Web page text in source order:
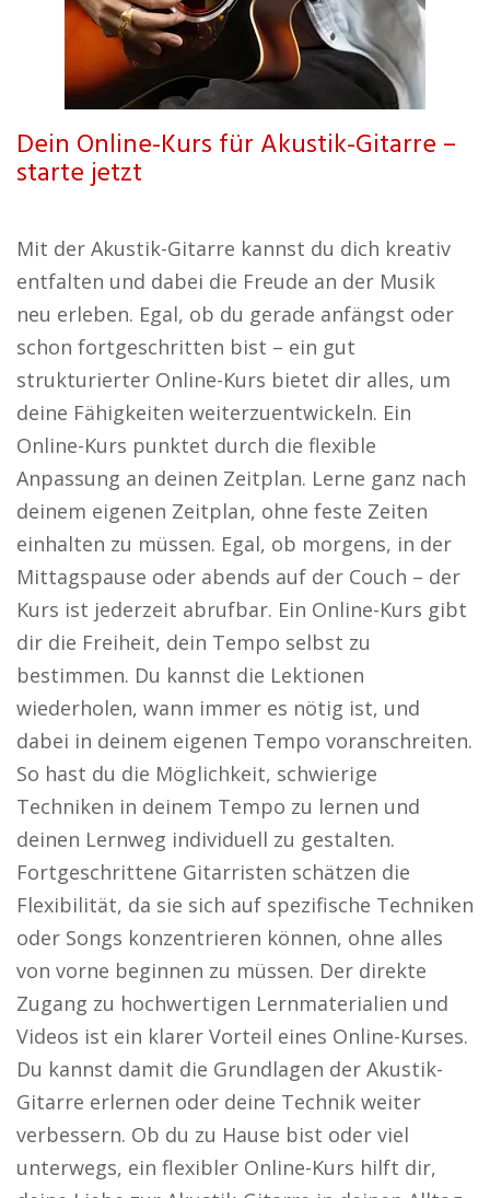
Dein Online-Kurs für Akustik-Gitarre –
starte jetzt
Mit der Akustik-Gitarre kannst du dich kreativ
entfalten und dabei die Freude an der Musik
neu erleben. Egal, ob du gerade anfängst oder
schon fortgeschritten bist – ein gut
strukturierter Online-Kurs bietet dir alles, um
deine Fähigkeiten weiterzuentwickeln. Ein
Online-Kurs punktet durch die flexible
Anpassung an deinen Zeitplan. Lerne ganz nach
deinem eigenen Zeitplan, ohne feste Zeiten
einhalten zu müssen. Egal, ob morgens, in der
Mittagspause oder abends auf der Couch – der
Kurs ist jederzeit abrufbar. Ein Online-Kurs gibt
dir die Freiheit, dein Tempo selbst zu
bestimmen. Du kannst die Lektionen
wiederholen, wann immer es nötig ist, und
dabei in deinem eigenen Tempo voranschreiten.
So hast du die Möglichkeit, schwierige
Techniken in deinem Tempo zu lernen und
deinen Lernweg individuell zu gestalten.
Fortgeschrittene Gitarristen schätzen die
Flexibilität, da sie sich auf spezifische Techniken
oder Songs konzentrieren können, ohne alles
von vorne beginnen zu müssen. Der direkte
Zugang zu hochwertigen Lernmaterialien und
Videos ist ein klarer Vorteil eines Online-Kurses.
Du kannst damit die Grundlagen der Akustik-
Gitarre erlernen oder deine Technik weiter
verbessern. Ob du zu Hause bist oder viel
unterwegs, ein flexibler Online-Kurs hilft dir,